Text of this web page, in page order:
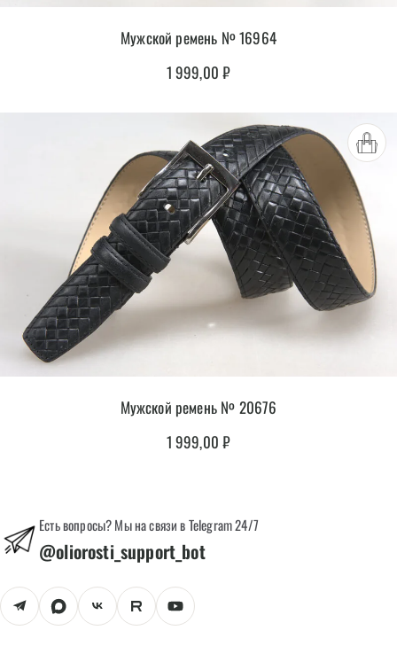
Мужской ремень № 16964
1 999,00₽
Мужской ремень № 20676
1 999,00₽
Есть вопросы? Мы на связи в Telegram 24/7
@oliorosti_support_bot